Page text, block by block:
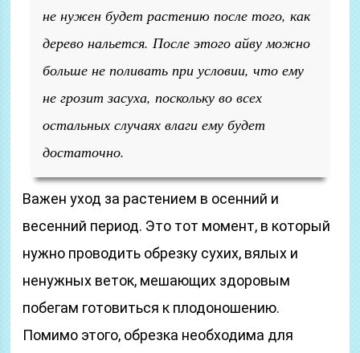
не нужен будет растению после того, как
дерево нальется. После этого айву можно
больше не поливать при условии, что ему
не грозит засуха, поскольку во всех
остальных случаях влаги ему будет
достаточно.
Важен уход за растением в осенний и
весенний период. Это тот момент, в который
нужно проводить обрезку сухих, вялых и
ненужных веток, мешающих здоровым
побегам готовиться к плодоношению.
Помимо этого, обрезка необходима для